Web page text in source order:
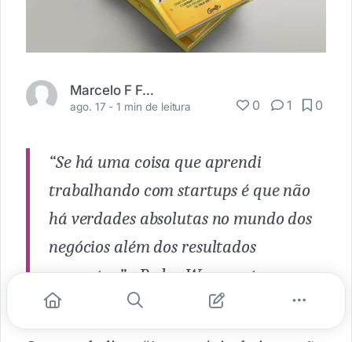
Marcelo F Fortunato Jr
ago. 17 -1 min de leitura 0 1 0
“Se há uma coisa que aprendi
trabalhando com startups é que não
há verdades absolutas no mundo dos
negócios além dos resultados
concretos.” - Pedro Waengartner